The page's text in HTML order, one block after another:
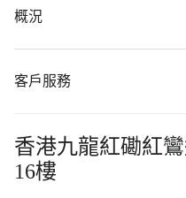
概況
客戶服務
香港九龍紅磡紅
16樓